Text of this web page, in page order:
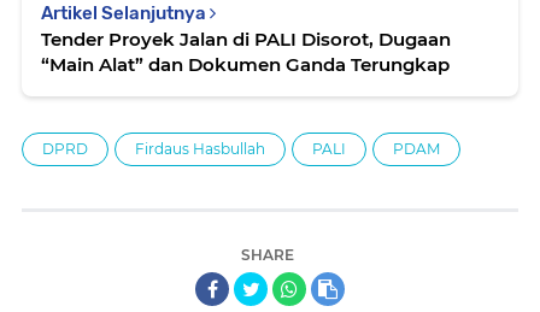
Artikel Selanjutnya
Tender Proyek Jalan di PALI Disorot, Dugaan
“Main Alat” dan Dokumen Ganda Terungkap
DPRD Firdaus Hasbullah PALI PDAM
SHARE